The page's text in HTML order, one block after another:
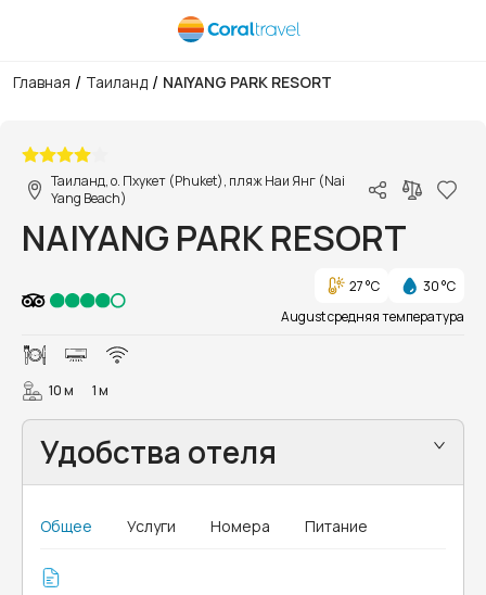
Главная / Таиланд / NAIYANG PARK RESORT
Таиланд, о. Пхукет (Phuket), пляж Наи Янг (Nai
Yang Beach)
NAIYANG PARK RESORT
27 °C
30 °C
August средняя температура
10 м 1 м
Удобства отеля
Общее Услуги Номера Питание